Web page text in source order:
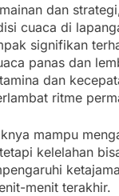
dan
cuaca di
signifikan
panas dan
dan
ritme
mampu
kelelahan
menit terakhir.